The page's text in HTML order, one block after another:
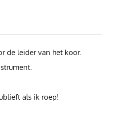
de leider van het koor.
als ik roep!